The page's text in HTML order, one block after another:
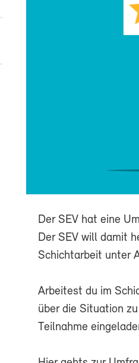
Der SEV hat eine
Der SEV will damit
Schichtarbeit unter
Arbeitest du im
über die Situation
Teilnahme